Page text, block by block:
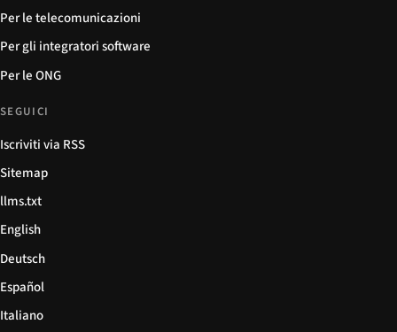
Per le telecomunicazioni
Per gli integratori software
Per le ONG
SEGUICI
Iscriviti via RSS
Sitemap
llms.txt
English
Deutsch
Español
Italiano